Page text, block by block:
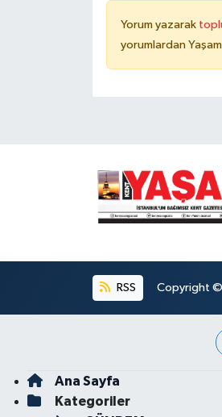
Yorum yazarak
yorumlardan
RSS Copyright ©
Ana Sayfa
Kategoriler